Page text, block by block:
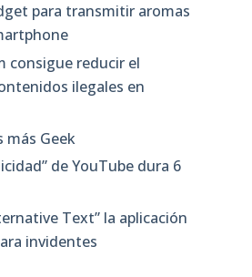
para transmitir aromas
consigue reducir el
ilegales en
más Geek
de YouTube dura 6
Text” la aplicación
invidentes